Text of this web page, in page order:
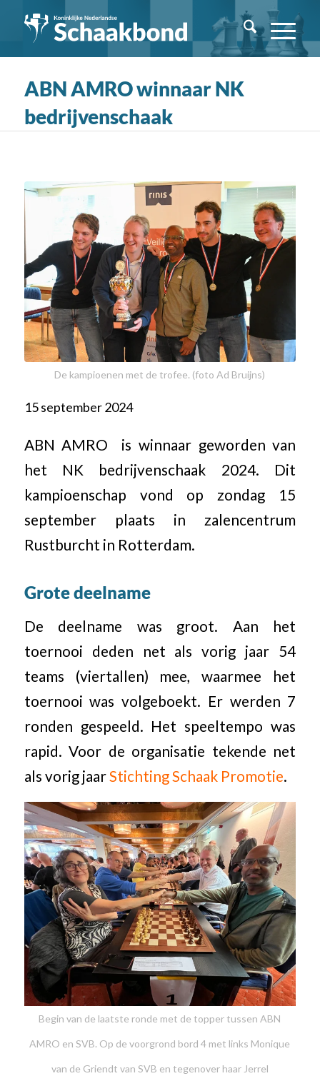
ABN AMRO winnaar NK
bedrijvenschaak
De kampioenen met de trofee. (foto Ad Bruijns)
15 september 2024
ABN AMRO is winnaar geworden van
het NK bedrijvenschaak 2024. Dit
kampioenschap vond op zondag 15
september plaats in zalencentrum
Rustburcht in Rotterdam.
Grote deelname
De deelname was groot. Aan het
toernooi deden net als vorig jaar 54
teams (viertallen) mee, waarmee het
toernooi was volgeboekt. Er werden 7
ronden gespeeld. Het speeltempo was
rapid. Voor de organisatie tekende net
als vorig jaarStichting Schaak Promotie.
Begin van de laatste ronde met de topper tussen ABN
AMRO en SVB. Op de voorgrond bord 4 met links Monique
van de Griendt van SVB en tegenover haar Jerrel